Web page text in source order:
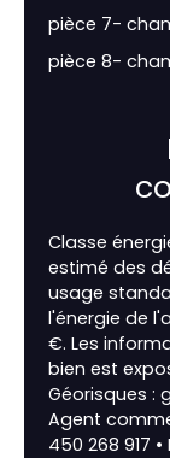
pièce 7-
pièce 8-
Classe
estimé des
usage
l'énergie de
€. Les
bien est
Géorisques :
Agent
450 268 917 •